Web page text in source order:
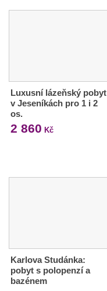
Luxusní lázeňský pobyt
v Jeseníkách pro 1 i 2
os.
2 860 Kč
Karlova Studánka:
pobyt s polopenzí a
bazénem